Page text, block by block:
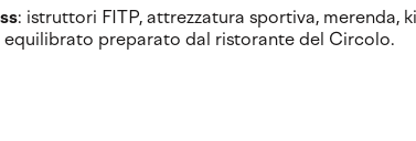
: istruttori FITP, attrezzatura sportiva, merenda,
preparato dal ristorante del Circolo.